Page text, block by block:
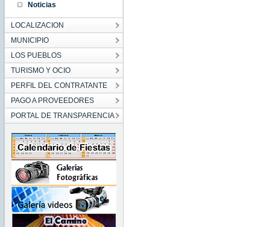
Noticias
LOCALIZACION
MUNICIPIO
LOS PUEBLOS
TURISMO Y OCIO
PERFIL DEL CONTRATANTE
PAGO A PROVEEDORES
PORTAL DE TRANSPARENCIA